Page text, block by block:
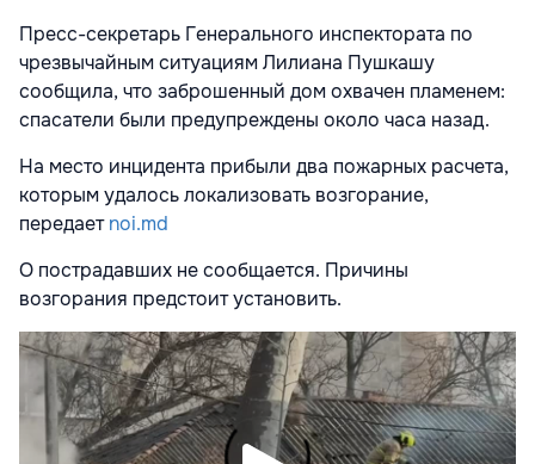
Пресс-секретарь Генерального инспектората по
чрезвычайным ситуациям Лилиана Пушкашу
сообщила, что заброшенный дом охвачен пламенем:
спасатели были предупреждены около часа назад.
На место инцидента прибыли два пожарных расчета,
которым удалось локализовать возгорание,
передаетnoi.md
О пострадавших не сообщается. Причины
возгорания предстоит установить.